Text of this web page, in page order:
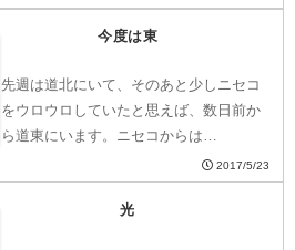
今度は東
先週は道北にいて、そのあと少しニセコ
をウロウロしていたと思えば、数日前か
ら道東にいます。ニセコからは…
2017/5/23
光